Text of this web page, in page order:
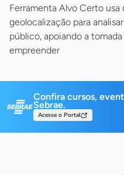
Ferramenta Alvo Certo usa
geolocalização para
público, apoiando a
empreender
Confira cursos,
Sebrae.
Acesse o Portal